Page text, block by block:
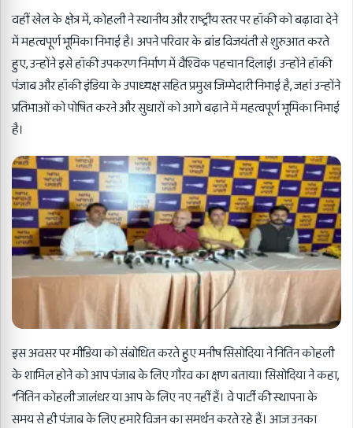
वहीं खेल के क्षेत्र में, कोहली ने स्थानीय और राष्ट्रीय स्तर पर हॉकी को बढ़ावा देने
में महत्वपूर्ण भूमिका निभाई है। अपने परिवार के ब्रांड विजयंती से शुरुआत करते
हुए, उन्होंने इसे हॉकी उपकरण निर्माण में वैश्विक पहचान दिलाई। उन्होंने हॉकी
पंजाब और हॉकी इंडिया के उपाध्यक्ष सहित प्रमुख जिम्मेदारी निभाई है, जहां उन्होंने
प्रतिभाओं को पोषित करने और सुधारों को आगे बढ़ाने में महत्वपूर्ण भूमिका निभाई
है।
इस अवसर पर मीडिया को संबोधित करते हुए मनीष सिसोदिया ने नितिन कोहली
के शामिल होने को आप पंजाब के लिए गौरव का क्षण बताया। सिसोदिया ने कहा,
“नितिन कोहली जालंधर या आप के लिए नए नहीं हैं। वे पार्टी की स्थापना के
समय से ही पंजाब के लिए हमारे विजन का समर्थन करते रहे हैं। आज उनका